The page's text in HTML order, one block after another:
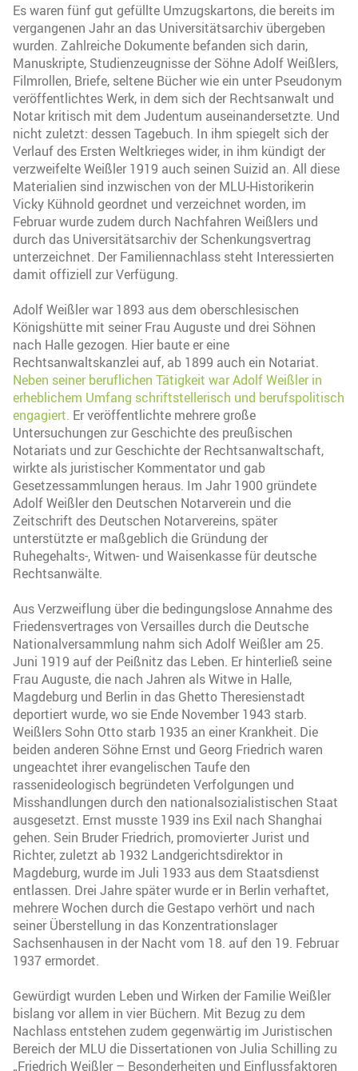
Es waren fünf gut gefüllte Umzugskartons, die bereits im
vergangenen Jahr an das Universitätsarchiv übergeben
wurden. Zahlreiche Dokumente befanden sich darin,
Manuskripte, Studienzeugnisse der Söhne Adolf Weißlers,
Filmrollen, Briefe, seltene Bücher wie ein unter Pseudonym
veröffentlichtes Werk, in dem sich der Rechtsanwalt und
Notar kritisch mit dem Judentum auseinandersetzte. Und
nicht zuletzt: dessen Tagebuch. In ihm spiegelt sich der
Verlauf des Ersten Weltkrieges wider, in ihm kündigt der
verzweifelte Weißler 1919 auch seinen Suizid an. All diese
Materialien sind inzwischen von der MLU-Historikerin
Vicky Kühnold geordnet und verzeichnet worden, im
Februar wurde zudem durch Nachfahren Weißlers und
durch das Universitätsarchiv der Schenkungsvertrag
unterzeichnet. Der Familiennachlass steht Interessierten
damit offiziell zur Verfügung.
Adolf Weißler war 1893 aus dem oberschlesischen
Königshütte mit seiner Frau Auguste und drei Söhnen
nach Halle gezogen. Hier baute er eine
Rechtsanwaltskanzlei auf, ab 1899 auch ein Notariat.
Neben seiner beruflichen Tätigkeit war Adolf Weißler in
erheblichem Umfang schriftstellerisch und berufspolitisch
engagiert. Er veröffentlichte mehrere große
Untersuchungen zur Geschichte des preußischen
Notariats und zur Geschichte der Rechtsanwaltschaft,
wirkte als juristischer Kommentator und gab
Gesetzessammlungen heraus. Im Jahr 1900 gründete
Adolf Weißler den Deutschen Notarverein und die
Zeitschrift des Deutschen Notarvereins, später
unterstützte er maßgeblich die Gründung der
Ruhegehalts-, Witwen- und Waisenkasse für deutsche
Rechtsanwälte.
Aus Verzweiflung über die bedingungslose Annahme des
Friedensvertrages von Versailles durch die Deutsche
Nationalversammlung nahm sich Adolf Weißler am 25.
Juni 1919 auf der Peißnitz das Leben. Er hinterließ seine
Frau Auguste, die nach Jahren als Witwe in Halle,
Magdeburg und Berlin in das Ghetto Theresienstadt
deportiert wurde, wo sie Ende November 1943 starb.
Weißlers Sohn Otto starb 1935 an einer Krankheit. Die
beiden anderen Söhne Ernst und Georg Friedrich waren
ungeachtet ihrer evangelischen Taufe den
rassenideologisch begründeten Verfolgungen und
Misshandlungen durch den nationalsozialistischen Staat
ausgesetzt. Ernst musste 1939 ins Exil nach Shanghai
gehen. Sein Bruder Friedrich, promovierter Jurist und
Richter, zuletzt ab 1932 Landgerichtsdirektor in
Magdeburg, wurde im Juli 1933 aus dem Staatsdienst
entlassen. Drei Jahre später wurde er in Berlin verhaftet,
mehrere Wochen durch die Gestapo verhört und nach
seiner Überstellung in das Konzentrationslager
Sachsenhausen in der Nacht vom 18. auf den 19. Februar
1937 ermordet.
Gewürdigt wurden Leben und Wirken der Familie Weißler
bislang vor allem in vier Büchern. Mit Bezug zu dem
Nachlass entstehen zudem gegenwärtig im Juristischen
Bereich der MLU die Dissertationen von Julia Schilling zu
„Friedrich Weißler – Besonderheiten und Einflussfaktoren